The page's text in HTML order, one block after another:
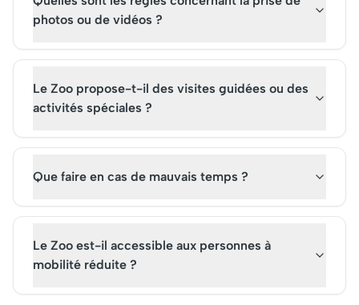
photos ou de vidéos ?
Le Zoo propose-t-il des visites guidées ou des
activités spéciales ?
Que faire en cas de mauvais temps ?
Le Zoo est-il accessible aux personnes à
mobilité réduite ?